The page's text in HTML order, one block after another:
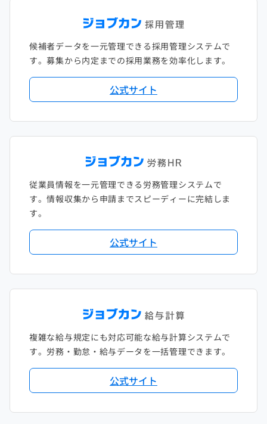
候補者データを一元管理できる採用管理システムで
す。募集から内定までの採用業務を効率化します。
公式サイト
従業員情報を一元管理できる労務管理システムで
す。情報収集から申請までスピーディーに完結しま
す。
公式サイト
複雑な給与規定にも対応可能な給与計算システムで
す。労務・勤怠・給与データを一括管理できます。
公式サイト